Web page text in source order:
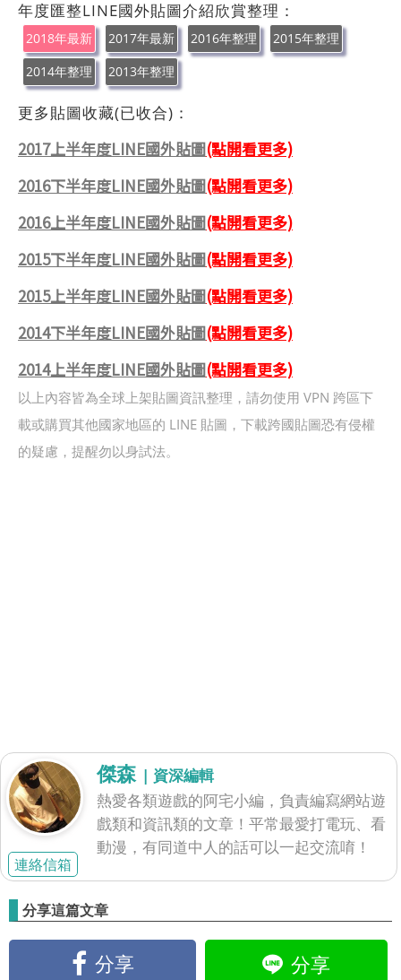
年度匯整LINE國外貼圖介紹欣賞整理：
2018年最新 2017年最新 2016年整理
2015年整理
2014年整理
2013年整理
更多貼圖收藏(已收合)：
2017上半年度LINE國外貼圖(點開看更多)
2016下半年度LINE國外貼圖(點開看更多)
2016上半年度LINE國外貼圖(點開看更多)
2015下半年度LINE國外貼圖(點開看更多)
2015上半年度LINE國外貼圖(點開看更多)
2014下半年度LINE國外貼圖(點開看更多)
2014上半年度LINE國外貼圖(點開看更多)
以上內容皆為全球上架貼圖資訊整理，請勿使用 VPN 跨區下
載或購買其他國家地區的 LINE 貼圖，下載跨國貼圖恐有侵權
的疑慮，提醒勿以身試法。
連絡信箱
傑森 | 資深編輯
熱愛各類遊戲的阿宅小編，負責編寫網站遊
戲類和資訊類的文章！平常最愛打電玩、看
動漫，有同道中人的話可以一起交流唷！
分享這篇文章
分享 分享